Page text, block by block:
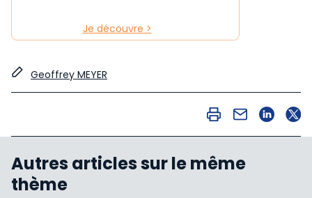
Je découvre >
Geoffrey MEYER
Autres articles sur le même
thème